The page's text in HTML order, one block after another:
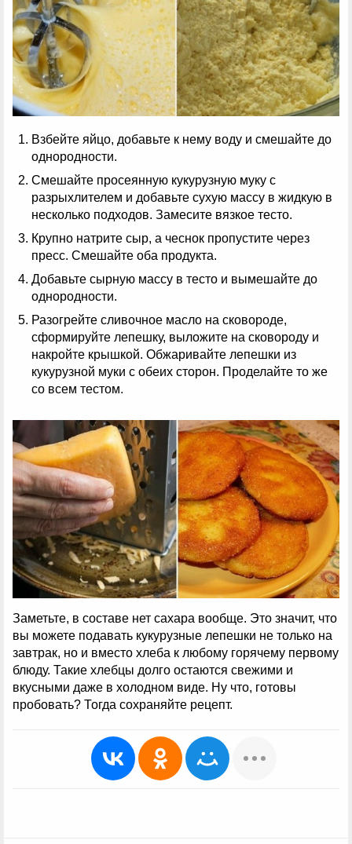
Взбейте яйцо, добавьте к нему воду и смешайте до
однородности.
Смешайте просеянную кукурузную муку с
разрыхлителем и добавьте сухую массу в жидкую в
несколько подходов. Замесите вязкое тесто.
Крупно натрите сыр, а чеснок пропустите через
пресс. Смешайте оба продукта.
Добавьте сырную массу в тесто и вымешайте до
однородности.
Разогрейте сливочное масло на сковороде,
сформируйте лепешку, выложите на сковороду и
накройте крышкой. Обжаривайте лепешки из
кукурузной муки с обеих сторон. Проделайте то же
со всем тестом.
Заметьте, в составе нет сахара вообще. Это значит, что
вы можете подавать кукурузные лепешки не только на
завтрак, но и вместо хлеба к любому горячему первому
блюду. Такие хлебцы долго остаются свежими и
вкусными даже в холодном виде. Ну что, готовы
пробовать? Тогда сохраняйте рецепт.